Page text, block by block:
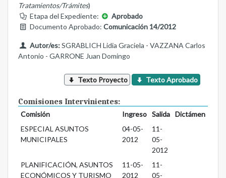
Tratamientos/Trámites)
Etapa del Expediente:
Aprobado
Documento Aprobado: Comunicación 14/2012
Autor/es:SGRABLICH Lidia Graciela - VAZZANA Carlos
Antonio - GARRONE Juan Domingo
Texto Proyecto Texto Aprobado
Comisiones Intervinientes:
Comisión Ingreso Salida
Dictámen
ESPECIAL ASUNTOS
MUNICIPALES
04-05-
2012
11-
05-
2012
PLANIFICACIÓN, ASUNTOS
ECONÓMICOS Y TURISMO
11-05-
2012
11-
05-